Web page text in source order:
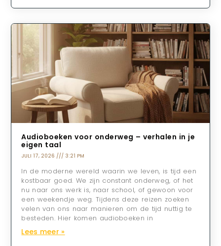
Audioboeken voor onderweg – verhalen in je
eigen taal
JULI 17, 2026 3:21 PM
In de moderne wereld waarin we leven, is tijd een
kostbaar goed. We zijn constant onderweg, of het
nu naar ons werk is, naar school, of gewoon voor
een weekendje weg. Tijdens deze reizen zoeken
velen van ons naar manieren om de tijd nuttig te
besteden. Hier komen audioboeken in
Lees meer »